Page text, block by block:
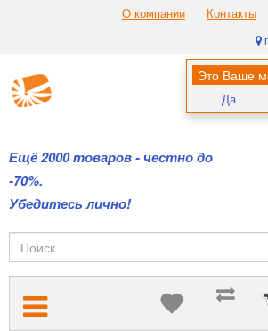
О компании Контакты
Это Ваше
Да
Ещё 2000 товаров - честно до
-70%.
Убедитесь лично!